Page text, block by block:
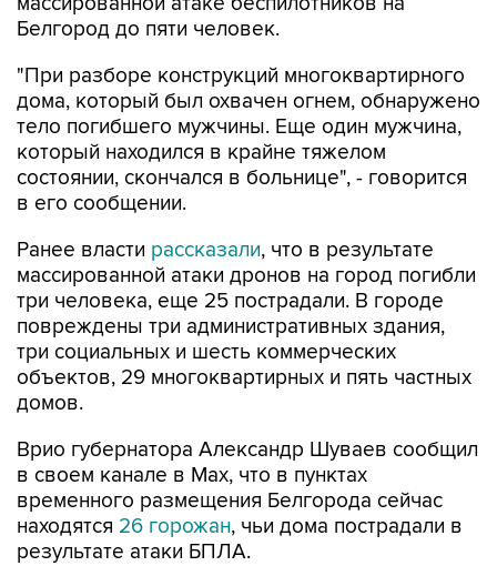
Белгород до пяти человек.
"При разборе конструкций многоквартирного
дома, который был охвачен огнем, обнаружено
тело погибшего мужчины. Еще один мужчина,
который находился в крайне тяжелом
состоянии, скончался в больнице", - говорится
в его сообщении.
Ранее власти рассказали, что в результате
массированной атаки дронов на город погибли
три человека, еще 25 пострадали. В городе
повреждены три административных здания,
три социальных и шесть коммерческих
объектов, 29 многоквартирных и пять частных
домов.
Врио губернатора Александр Шуваев сообщил
в своем канале в Мах, что в пунктах
временного размещения Белгорода сейчас
находятся 26 горожан, чьи дома пострадали в
результате атаки БПЛА.